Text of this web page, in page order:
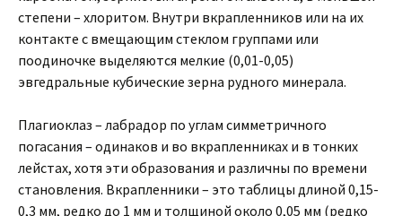
степени – хлоритом. Внутри вкрапленников или на их
контакте с вмещающим стеклом группами или
поодиночке выделяются мелкие (0,01-0,05)
эвгедральные кубические зерна рудного минерала.
Плагиоклаз – лабрадор по углам симметричного
погасания – одинаков и во вкрапленниках и в тонких
лейстах, хотя эти образования и различны по времени
становления. Вкрапленники – это таблицы длиной 0,15-
0,3 мм, редко до 1 мм и толщиной около 0,05 мм (редко